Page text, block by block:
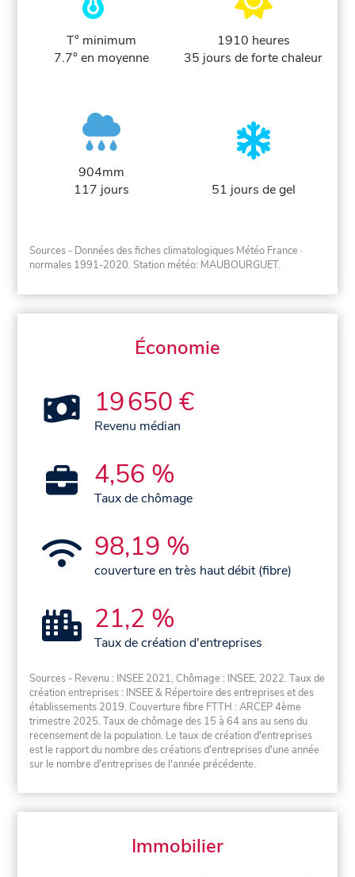
T° minimum
7.7° en moyenne
1910 heures
35 jours de forte chaleur
904mm
117 jours
51 jours de gel
Sources - Données des fiches climatologiques Météo France ·
normales 1991-2020. Station météo: MAUBOURGUET.
Économie
19 650 €
Revenu médian
4,56 %
Taux de chômage
98,19 %
couverture en très haut débit (fibre)
21,2 %
Taux de création d'entreprises
Sources - Revenu : INSEE 2021, Chômage : INSEE, 2022. Taux de
création entreprises : INSEE & Répertoire des entreprises et des
établissements 2019. Couverture fibre FTTH : ARCEP 4ème
trimestre 2025. Taux de chômage des 15 à 64 ans au sens du
recensement de la population. Le taux de création d'entreprises
est le rapport du nombre des créations d'entreprises d'une année
sur le nombre d'entreprises de l'année précédente.
Immobilier